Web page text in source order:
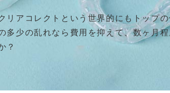
リアコレクトという世界的にもトップ
多少の乱れなら費用を抑えて、数ヶ月
？